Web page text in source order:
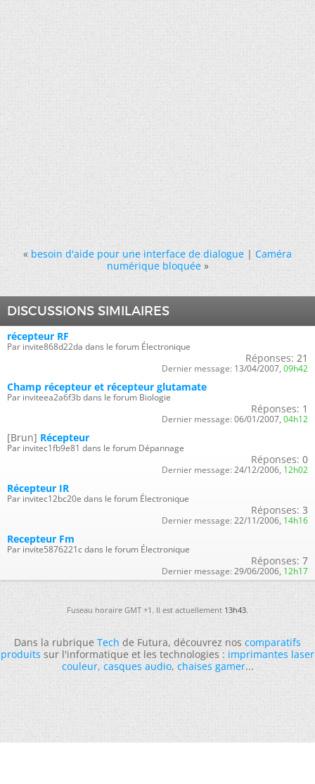
« besoin d'aide pour une interface de dialogue|Caméra
numérique bloquée »
DISCUSSIONS SIMILAIRES
récepteur RF
Par invite868d22da dans le forum Électronique
Réponses: 21
Dernier message: 13/04/2007, 09h42
Champ récepteur et récepteur glutamate
Par inviteea2a6f3b dans le forum Biologie
Réponses: 1
Dernier message: 06/01/2007, 04h12
[Brun] Récepteur
Par invitec1fb9e81 dans le forum Dépannage
Réponses: 0
Dernier message: 24/12/2006, 12h02
Récepteur IR
Par invitec12bc20e dans le forum Électronique
Réponses: 3
Dernier message: 22/11/2006, 14h16
Recepteur Fm
Par invite5876221c dans le forum Électronique
Réponses: 7
Dernier message: 29/06/2006, 12h17
Fuseau horaire GMT +1. Il est actuellement13h43.
Dans la rubriqueTechde Futura, découvrez noscomparatifs
produitssur l'informatique et les technologies :imprimantes laser
couleur,casques audio,chaises gamer...